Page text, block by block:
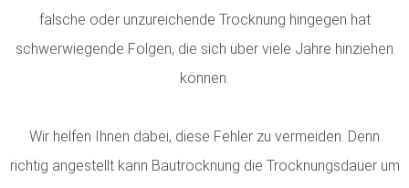
falsche oder unzureichende Trocknung hingegen hat
schwerwiegende Folgen, die sich über viele Jahre hinziehen
können.
Wir helfen Ihnen dabei, diese Fehler zu vermeiden. Denn
richtig angestellt kann Bautrocknung die Trocknungsdauer um